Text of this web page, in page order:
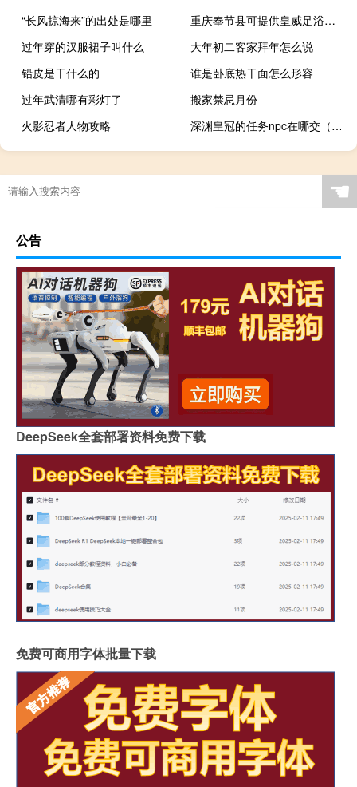
“长风掠海来”的出处是哪里
重庆奉节县可提供皇威足浴盆维修服务地址在哪
过年穿的汉服裙子叫什么
大年初二客家拜年怎么说
铅皮是干什么的
谁是卧底热干面怎么形容
过年武清哪有彩灯了
搬家禁忌月份
火影忍者人物攻略
深渊皇冠的任务npc在哪交（深渊皇冠的任务npc在哪）
☚
公告
DeepSeek全套部署资料免费下载
免费可商用字体批量下载